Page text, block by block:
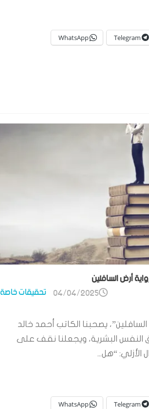
Telegram
WhatsApp
أرض السافلين
تحقيقات خاصة 04/04/2025
يصحبنا الكاتب أحمد خالد
البشرية، ويجعلنا نقف على
الأزلي: “هل...
Telegram
WhatsApp